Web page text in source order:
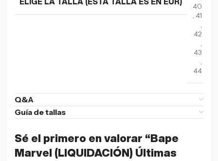
40
41
42
43
44
Q&A
Guía de tallas
Sé el primero en valorar “Bape
Marvel (LIQUIDACIÓN) Últimas